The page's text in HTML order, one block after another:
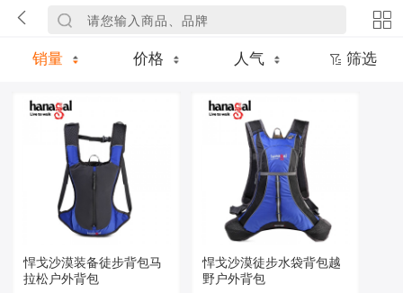
销量 价格 人气 筛选
悍戈沙漠装备徒步背包马
拉松户外背包
悍戈沙漠徒步水袋背包越
野户外背包